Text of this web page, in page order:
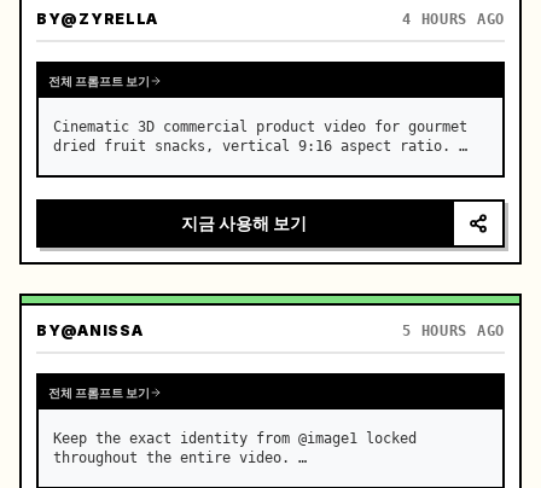
BY@ZYRELLA 4 HOURS AGO
전체 프롬프트 보기
Cinematic 3D commercial product video for gourmet
dried fruit snacks, vertical 9:16 aspect ratio. …
지금 사용해 보기
BY@ANISSA 5 HOURS AGO
전체 프롬프트 보기
Keep the exact identity from @image1 locked
throughout the entire video. …